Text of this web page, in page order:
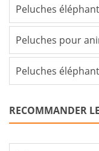
Peluches éléphant
Peluches pour
Peluches éléphant
RECOMMANDER